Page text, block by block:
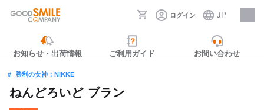
ログイン JP
採用情報
お知らせ・出荷情報 ご利用ガイド お問い合わせ
勝利の女神：NIKKE
ねんどろいど ブラン